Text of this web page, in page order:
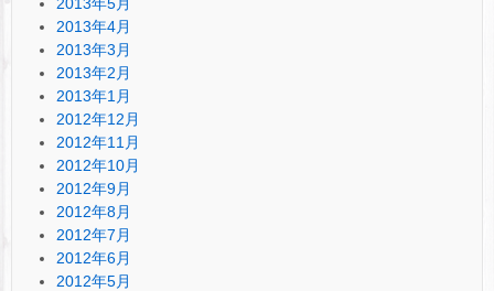
2013年4月
2013年3月
2013年2月
2013年1月
2012年12月
2012年11月
2012年10月
2012年9月
2012年8月
2012年7月
2012年6月
2012年5月